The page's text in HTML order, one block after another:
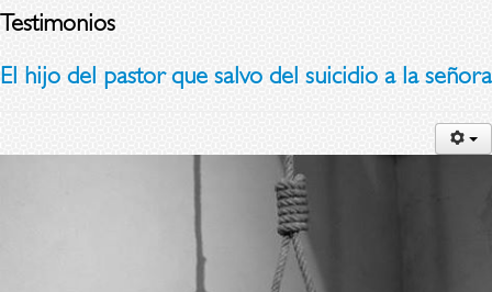
Testimonios
El hijo del pastor que salvo del suicidio a la señora